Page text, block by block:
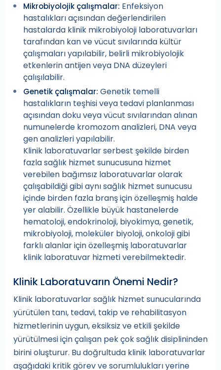
Mikrobiyolojik çalışmalar: Enfeksiyon
hastalıkları açısından değerlendirilen
hastalarda klinik mikrobiyoloji laboratuvarları
tarafından kan ve vücut sıvılarında kültür
çalışmaları yapılabilir, belirli mikrobiyolojik
etkenlerin antijen veya DNA düzeyleri
çalışılabilir.
Genetik çalışmalar: Genetik temelli
hastalıkların teşhisi veya tedavi planlanması
açısından doku veya vücut sıvılarından alınan
numunelerde kromozom analizleri, DNA veya
gen analizleri yapılabilir.
Klinik laboratuvarlar serbest şekilde birden
fazla sağlık hizmet sunucusuna hizmet
verebilen bağımsız laboratuvarlar olarak
çalışabildiği gibi aynı sağlık hizmet sunucusu
içinde birden fazla branş için özelleşmiş halde
yer alabilir. Özellikle büyük hastanelerde
hematoloji, endokrinoloji, biyokimya, genetik,
mikrobiyoloji, moleküler biyoloji, onkoloji gibi
farklı alanlar için özelleşmiş laboratuvarlar
klinik laboratuvar hizmeti verebilmektedir.
Klinik Laboratuvarın Önemi Nedir?
Klinik laboratuvarlar sağlık hizmet sunucularında
yürütülen tanı, tedavi, takip ve rehabilitasyon
hizmetlerinin uygun, eksiksiz ve etkili şekilde
yürütülmesi için çalışan pek çok sağlık disiplininden
birini oluşturur. Bu doğrultuda klinik laboratuvarlar
aşağıdaki kritik görev ve sorumlulukları yerine